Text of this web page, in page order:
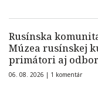
Rusínska
Múzea rusínskej
primátori aj
06. 08. 2026 | 1 komentár